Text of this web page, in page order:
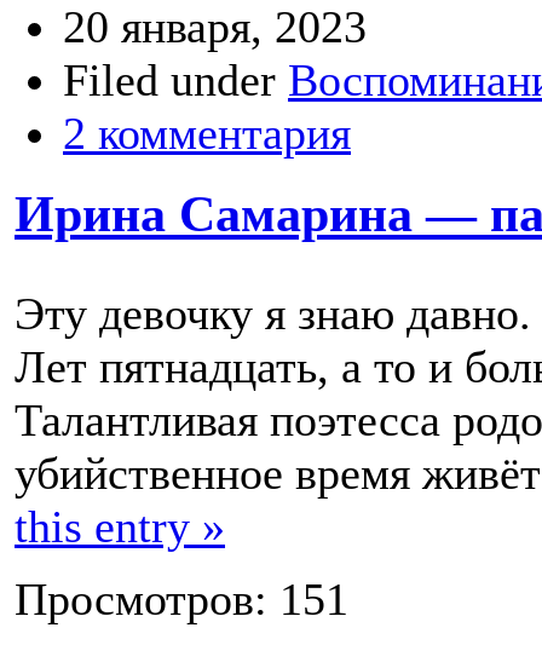
20 января, 2023
Filed under
2 комментария
Ирина Самарина —
Эту девочку я знаю давно.
Лет пятнадцать, а то и
Талантливая поэтесса
убийственное время
this entry »
Просмотров: 151